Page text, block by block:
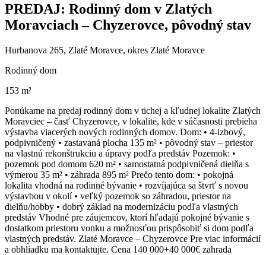
PREDAJ: Rodinný dom v Zlatých
Moravciach – Chyzerovce, pôvodný stav
Hurbanova 265, Zlaté Moravce, okres Zlaté Moravce
Rodinný dom
153 m²
Ponúkame na predaj rodinný dom v tichej a kľudnej lokalite Zlatých
Moravciec – časť Chyzerovce, v lokalite, kde v súčasnosti prebieha
výstavba viacerých nových rodinných domov. Dom: • 4-izbový,
podpivničený • zastavaná plocha 135 m² • pôvodný stav – priestor
na vlastnú rekonštrukciu a úpravy podľa predstáv Pozemok: •
pozemok pod domom 620 m² • samostatná podpivničená dielňa s
výmerou 35 m² • záhrada 895 m² Prečo tento dom: • pokojná
lokalita vhodná na rodinné bývanie • rozvíjajúca sa štvrť s novou
výstavbou v okolí • veľký pozemok so záhradou, priestor na
dielňu/hobby • dobrý základ na modernizáciu podľa vlastných
predstáv Vhodné pre záujemcov, ktorí hľadajú pokojné bývanie s
dostatkom priestoru vonku a možnosťou prispôsobiť si dom podľa
vlastných predstáv. Zlaté Moravce – Chyzerovce Pre viac informácií
a obhliadku ma kontaktujte. Cena 140 000+40 000€ zahrada